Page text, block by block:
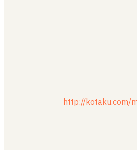
http://kotaku.com/